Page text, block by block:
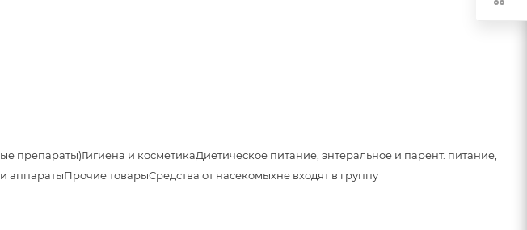
препараты)Гигиена и косметикаДиетическое питание, энтеральное и парент. питание,
аппаратыПрочие товарыСредства от насекомыхне входят в группу